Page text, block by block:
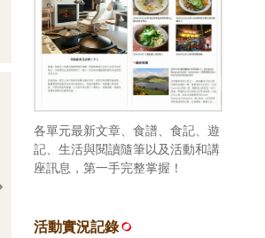
回應期待？關於，《台灣米其林指南 2026》
各單元最新文章、食譜、食記、遊
記、生活與閱讀隨筆以及活動和講
座訊息，第一手完整掌握！
活動實況記錄